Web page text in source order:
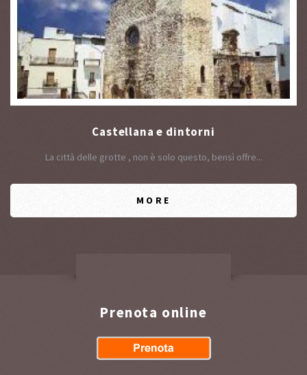
Castellana e dintorni
La città delle grotte , non è solo questo, bensì offre...
MORE
Prenota online